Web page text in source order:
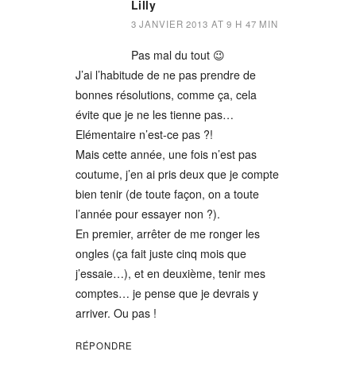
Lilly
3 JANVIER 2013 AT 9 H 47 MIN
Pas mal du tout 😉
J’ai l’habitude de ne pas prendre de
bonnes résolutions, comme ça, cela
évite que je ne les tienne pas…
Elémentaire n’est-ce pas ?!
Mais cette année, une fois n’est pas
coutume, j’en ai pris deux que je compte
bien tenir (de toute façon, on a toute
l’année pour essayer non ?).
En premier, arrêter de me ronger les
ongles (ça fait juste cinq mois que
j’essaie…), et en deuxième, tenir mes
comptes… je pense que je devrais y
arriver. Ou pas !
RÉPONDRE